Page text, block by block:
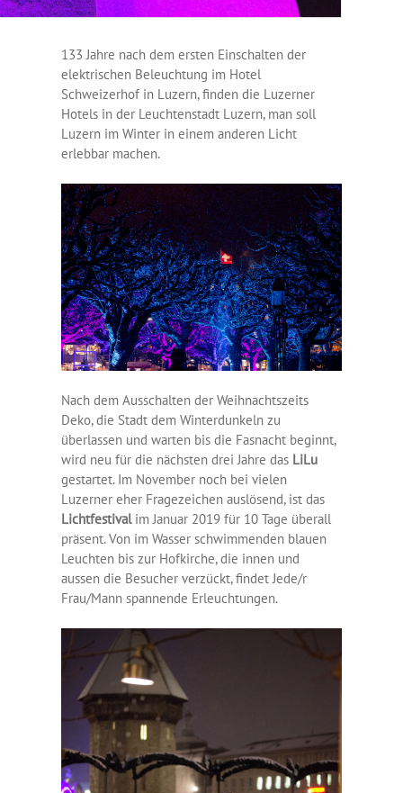
133 Jahre nach dem ersten Einschalten der
elektrischen Beleuchtung im Hotel
Schweizerhof in Luzern, finden die Luzerner
Hotels in der Leuchtenstadt Luzern, man soll
Luzern im Winter in einem anderen Licht
erlebbar machen.
Nach dem Ausschalten der Weihnachtszeits
Deko, die Stadt dem Winterdunkeln zu
überlassen und warten bis die Fasnacht beginnt,
wird neu für die nächsten drei Jahre das LiLu
gestartet. Im November noch bei vielen
Luzerner eher Fragezeichen auslösend, ist das
Lichtfestival im Januar 2019 für 10 Tage überall
präsent. Von im Wasser schwimmenden blauen
Leuchten bis zur Hofkirche, die innen und
aussen die Besucher verzückt, findet Jede/r
Frau/Mann spannende Erleuchtungen.